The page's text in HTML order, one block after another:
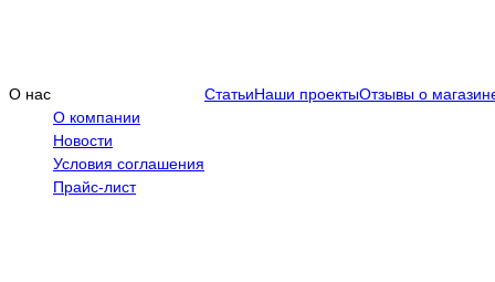
О нас
О компании
Новости
Условия соглашения
Прайс-лист
СтатьиНаши проектыОтзывы о